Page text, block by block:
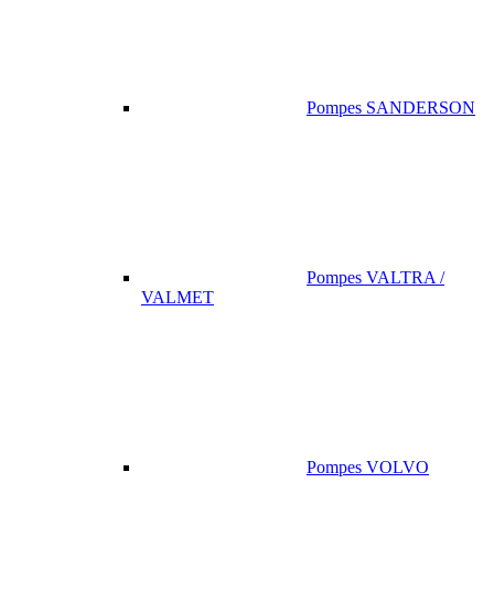
Pompes SANDERSON
Pompes VALTRA /
VALMET
Pompes VOLVO